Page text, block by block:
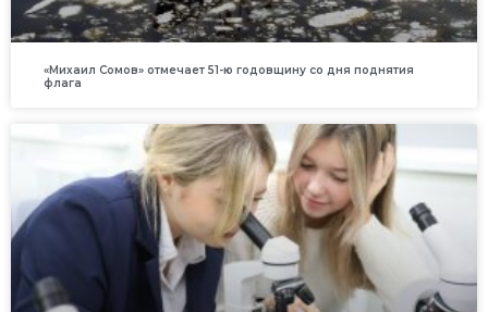
«Михаил Сомов» отмечает 51-ю годовщину со дня поднятия
флага